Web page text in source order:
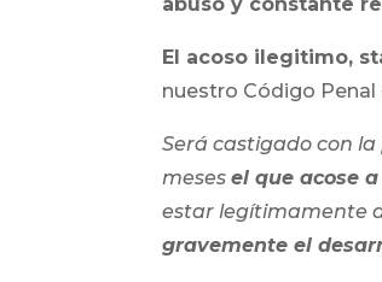
El acoso ilegitimo,
nuestro Código Penal
Será castigado con
mesesel que acose
estar legítimamente
gravemente el